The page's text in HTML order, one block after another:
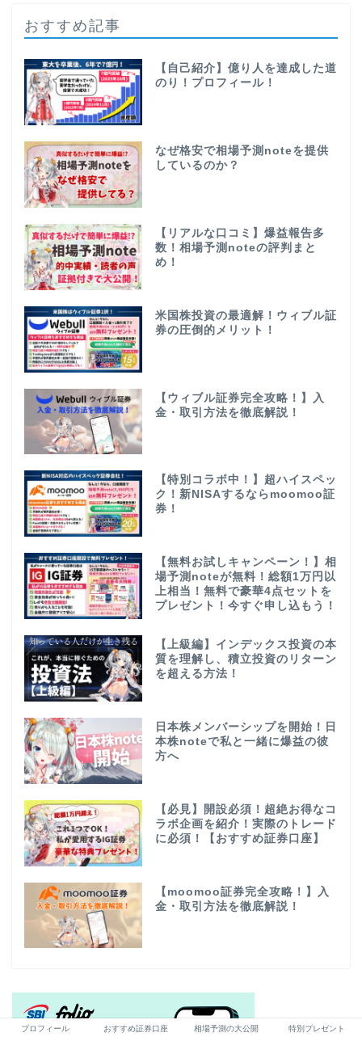
おすすめ記事
【自己紹介】億り人を達成した道
のり！プロフィール！
なぜ格安で相場予測noteを提供
しているのか？
【リアルな口コミ】爆益報告多
数！相場予測noteの評判まと
め！
米国株投資の最適解！ウィブル証
券の圧倒的メリット！
【ウィブル証券完全攻略！】入
金・取引方法を徹底解説！
【特別コラボ中！】超ハイスペッ
ク！新NISAするならmoomoo証
券！
【無料お試しキャンペーン！】相
場予測noteが無料！総額1万円以
上相当！無料で豪華4点セットを
プレゼント！今すぐ申し込もう！
【上級編】インデックス投資の本
質を理解し、積立投資のリターン
を超える方法！
日本株メンバーシップを開始！日
本株noteで私と一緒に爆益の彼
方へ
【必見】開設必須！超絶お得なコ
ラボ企画を紹介！実際のトレード
に必須！【おすすめ証券口座】
【moomoo証券完全攻略！】入
金・取引方法を徹底解説！
プロフィール おすすめ証券口座 相場予測の大公開 特別プレゼント